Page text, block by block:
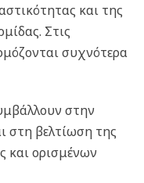
και της
Στις
συχνότερα
στην
στη βελτίωση της
και ορισμένων